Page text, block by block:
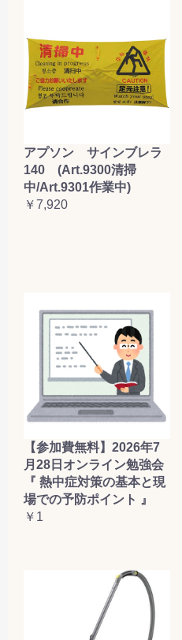
アプソン サインブレラ
140 (Art.9300清掃
中/Art.9301作業中)
￥7,920
【参加費無料】2026年7
月28日オンライン勉強会
『 熱中症対策の基本と現
場での予防ポイント 』
￥1